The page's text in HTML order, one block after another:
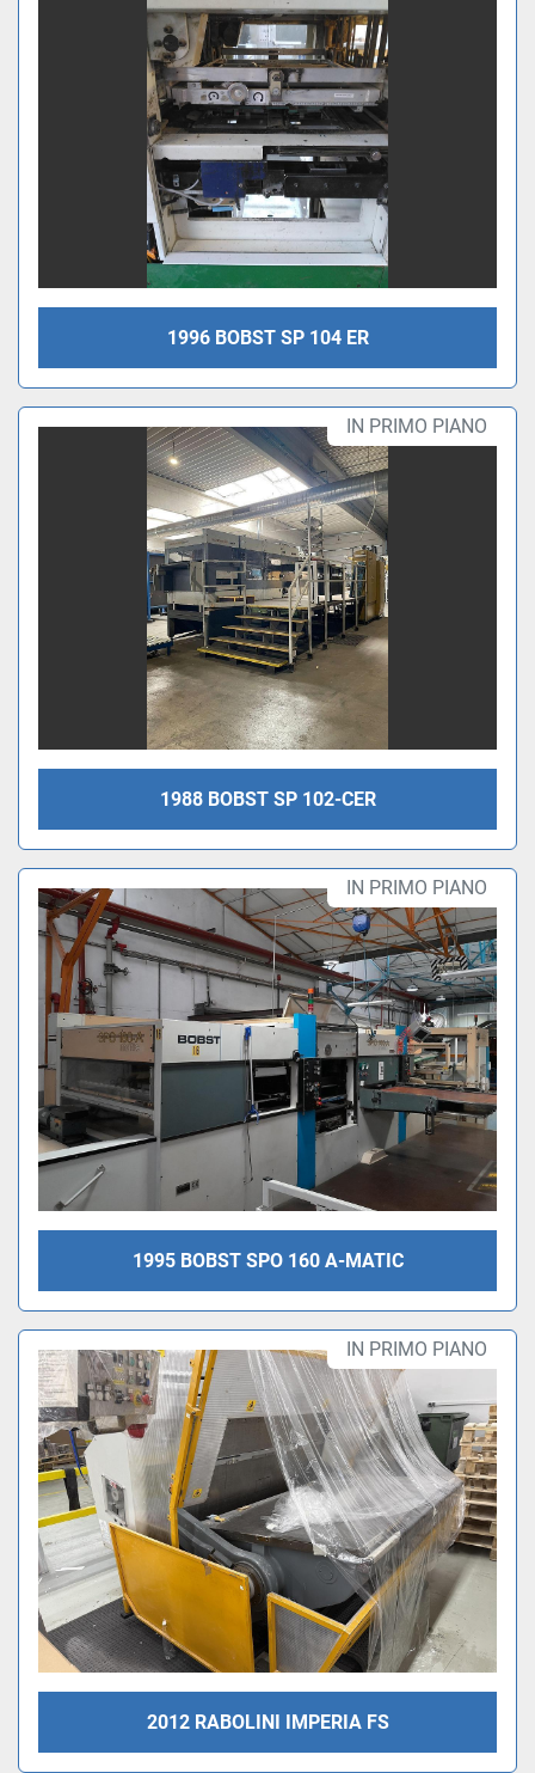
1996 BOBST SP 104 ER
IN PRIMO PIANO
1988 BOBST SP 102-CER
IN PRIMO PIANO
1995 BOBST SPO 160 A-MATIC
IN PRIMO PIANO
2012 RABOLINI IMPERIA FS